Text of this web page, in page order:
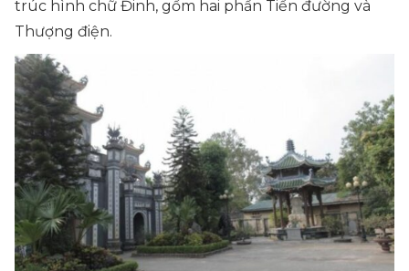
trúc hình chữ Đinh, gồm hai phần Tiền đường và
Thượng điện.